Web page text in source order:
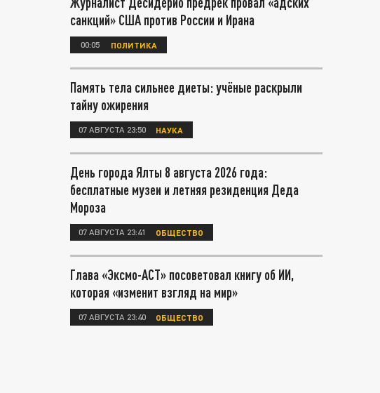
санкций» США против России и Ирана
00:05 ПОЛИТИКА
Память тела сильнее диеты: учёные раскрыли
тайну ожирения
07 АВГУСТА 23:50 НАУКА
День города Ялты 8 августа 2026 года:
бесплатные музеи и летняя резиденция Деда
Мороза
07 АВГУСТА 23:41 ОБЩЕСТВО
Глава «Эксмо-АСТ» посоветовал книгу об ИИ,
которая «изменит взгляд на мир»
07 АВГУСТА 23:40 ОБЩЕСТВО